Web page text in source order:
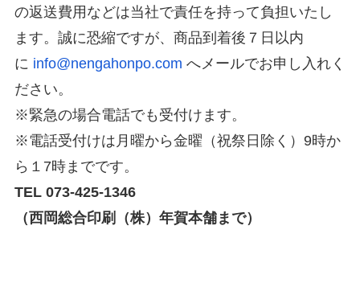
の返送費用などは当社で責任を持って負担いたし
ます。誠に恐縮ですが、商品到着後７日以内
に info@nengahonpo.com へメールでお申し入れく
ださい。
※緊急の場合電話でも受付けます。
※電話受付けは月曜から金曜（祝祭日除く）9時か
ら１7時までです。
TEL 073-425-1346
（西岡総合印刷（株）年賀本舗まで）